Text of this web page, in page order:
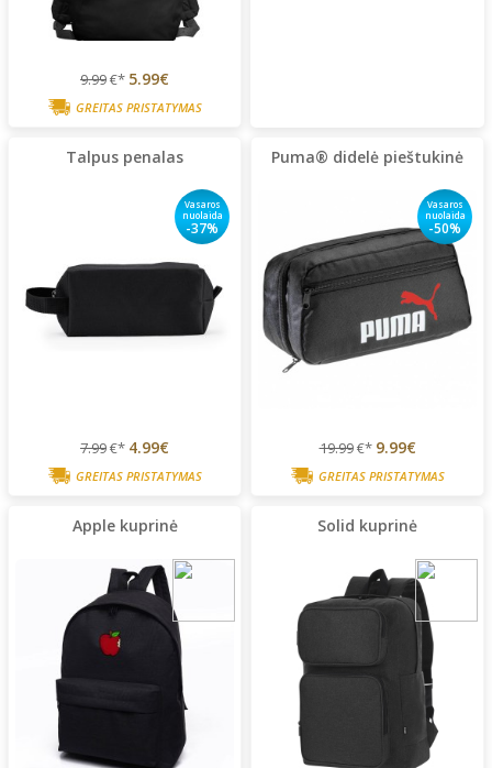
9.99€* 5.99€
GREITAS PRISTATYMAS
Talpus penalas
Vasaros
nuolaida
-37%
7.99€* 4.99€
GREITAS PRISTATYMAS
Puma® didelė pieštukinė
Vasaros
nuolaida
-50%
19.99€* 9.99€
GREITAS PRISTATYMAS
Apple kuprinė Solid kuprinė